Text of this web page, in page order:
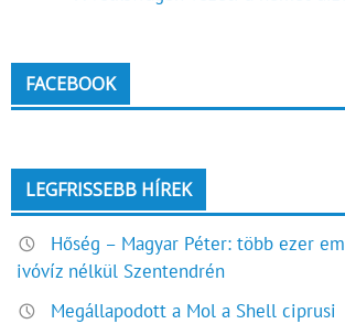
FACEBOOK
LEGFRISSEBB HÍREK
Hőség – Magyar Péter: több ezer
ivóvíz nélkül Szentendrén
Megállapodott a Mol a Shell ciprusi